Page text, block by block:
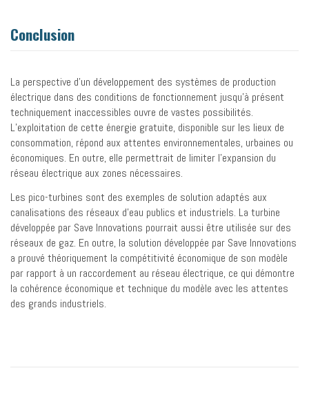
Conclusion
La perspective d’un développement des systèmes de production
électrique dans des conditions de fonctionnement jusqu’à présent
techniquement inaccessibles ouvre de vastes possibilités.
L’exploitation de cette énergie gratuite, disponible sur les lieux de
consommation, répond aux attentes environnementales, urbaines ou
économiques. En outre, elle permettrait de limiter l’expansion du
réseau électrique aux zones nécessaires.
Les pico-turbines sont des exemples de solution adaptés aux
canalisations des réseaux d’eau publics et industriels. La turbine
développée par Save Innovations pourrait aussi être utilisée sur des
réseaux de gaz. En outre, la solution développée par Save Innovations
a prouvé théoriquement la compétitivité économique de son modèle
par rapport à un raccordement au réseau électrique, ce qui démontre
la cohérence économique et technique du modèle avec les attentes
des grands industriels.